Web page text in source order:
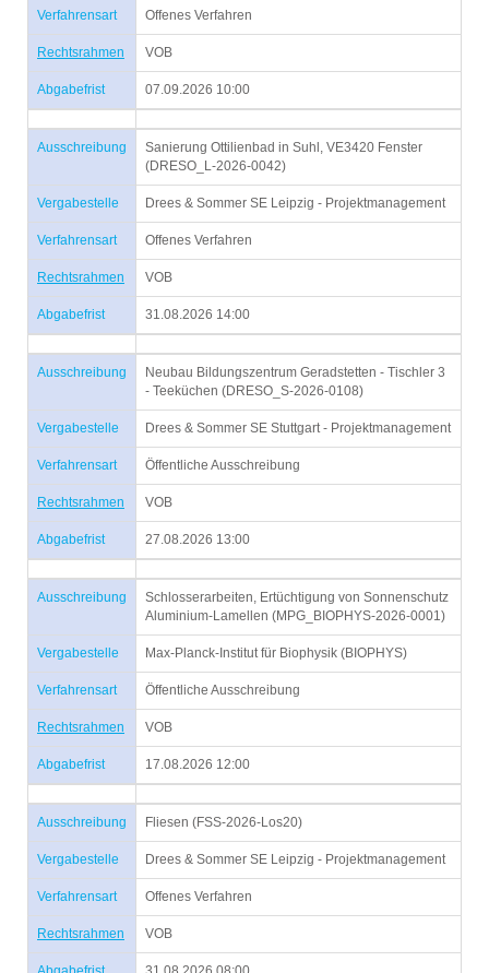
Verfahrensart Offenes Verfahren
Rechtsrahmen VOB
Abgabefrist 07.09.2026 10:00
Ausschreibung
Sanierung Ottilienbad in Suhl, VE3420 Fenster
(DRESO_L-2026-0042)
Vergabestelle Drees & Sommer SE Leipzig - Projektmanagement
Verfahrensart Offenes Verfahren
Rechtsrahmen VOB
Abgabefrist 31.08.2026 14:00
Ausschreibung
Neubau Bildungszentrum Geradstetten - Tischler 3
- Teeküchen (DRESO_S-2026-0108)
Vergabestelle Drees & Sommer SE Stuttgart - Projektmanagement
Verfahrensart Öffentliche Ausschreibung
Rechtsrahmen VOB
Abgabefrist 27.08.2026 13:00
Ausschreibung
Schlosserarbeiten, Ertüchtigung von Sonnenschutz
Aluminium-Lamellen (MPG_BIOPHYS-2026-0001)
Vergabestelle Max-Planck-Institut für Biophysik (BIOPHYS)
Verfahrensart Öffentliche Ausschreibung
Rechtsrahmen VOB
Abgabefrist 17.08.2026 12:00
Ausschreibung Fliesen (FSS-2026-Los20)
Vergabestelle Drees & Sommer SE Leipzig - Projektmanagement
Verfahrensart Offenes Verfahren
Rechtsrahmen VOB